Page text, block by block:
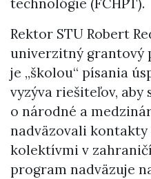
technológie (FCHPT).
Rektor STU Robert
univerzitný grantový
je „školou“ písania
vyzýva riešiteľov, aby
o národné a
nadväzovali kontakty
kolektívmi v
program nadväzuje